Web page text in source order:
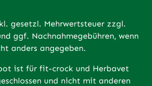
gesetzl. Mehrwertsteuer zzgl.
ggf. Nachnahmegebühren, wenn
anders angegeben.
ist für fit-crock und Herbavet
und nicht mit anderen